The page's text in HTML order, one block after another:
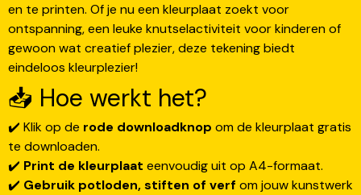
en te printen. Of je nu een kleurplaat zoekt voor
ontspanning, een leuke knutselactiviteit voor kinderen of
gewoon wat creatief plezier, deze tekening biedt
eindeloos kleurplezier!
📥 Hoe werkt het?
✔️ Klik op de rode downloadknop om de kleurplaat gratis
te downloaden.
✔️ Print de kleurplaat eenvoudig uit op A4-formaat.
✔️ Gebruik potloden, stiften of verf om jouw kunstwerk